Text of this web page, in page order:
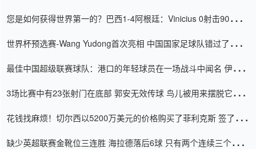
您是如何获得世界第一的？巴西1-4阿根廷：Vinicius 0射击90分钟
世界杯预选赛-Wang Yudong首次亮相 中国国家足球队错过了世界
最佳中国超级联赛球队：港口的年轻球员在一场战斗中闻名 伊万放
3场比赛中有23张射门在底部 郭安无效传球 鸟儿被用来摆脱它
花钱找麻烦！切尔西以5200万美元的价格购买了菲利克斯 签了7年
缺少英超联赛金靴位三连胜 海拉德落后6球 只有两个连续三个连续